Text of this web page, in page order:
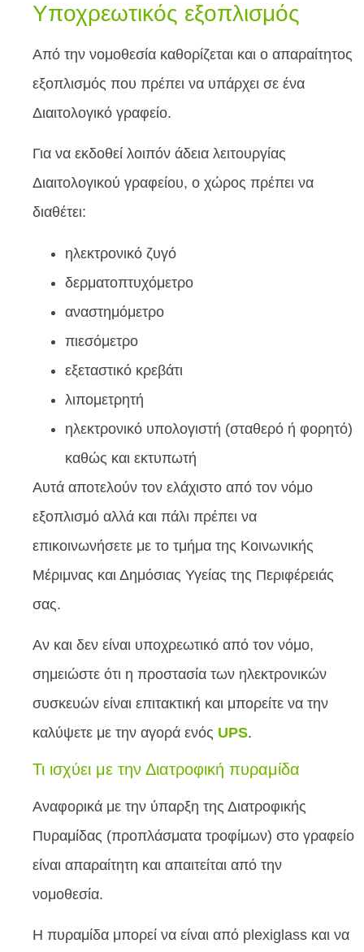
Υποχρεωτικός εξοπλισμός
Από την νομοθεσία καθορίζεται και ο απαραίτητος
εξοπλισμός που πρέπει να υπάρχει σε ένα
Διαιτολογικό γραφείο.
Για να εκδοθεί λοιπόν άδεια λειτουργίας
Διαιτολογικού γραφείου, ο χώρος πρέπει να
διαθέτει:
ηλεκτρονικό ζυγό
δερματοπτυχόμετρο
αναστημόμετρο
πιεσόμετρο
εξεταστικό κρεβάτι
λιπομετρητή
ηλεκτρονικό υπολογιστή (σταθερό ή φορητό)
καθώς και εκτυπωτή
Αυτά αποτελούν τον ελάχιστο από τον νόμο
εξοπλισμό αλλά και πάλι πρέπει να
επικοινωνήσετε με το τμήμα της Κοινωνικής
Μέριμνας και Δημόσιας Υγείας της Περιφέρειάς
σας.
Αν και δεν είναι υποχρεωτικό από τον νόμο,
σημειώστε ότι η προστασία των ηλεκτρονικών
συσκευών είναι επιτακτική και μπορείτε να την
καλύψετε με την αγορά ενός UPS.
Τι ισχύει με την Διατροφική πυραμίδα
Αναφορικά με την ύπαρξη της Διατροφικής
Πυραμίδας (προπλάσματα τροφίμων) στο γραφείο
είναι απαραίτητη και απαιτείται από την
νομοθεσία.
Η πυραμίδα μπορεί να είναι από plexiglass και να